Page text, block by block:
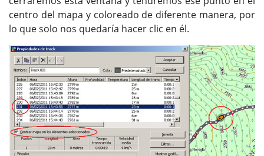
centro del mapa y coloreado de diferente manera, por
lo que solo nos quedaría hacer clic en él.